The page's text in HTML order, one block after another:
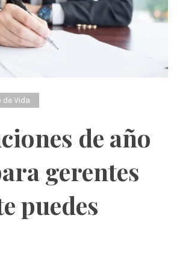
de Vida
de año
gerentes
puedes